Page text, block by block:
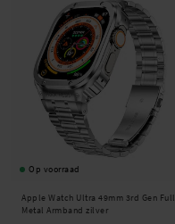
Op voorraad
Apple Watch Ultra 49mm 3rd Gen Full
Metal Armband zilver